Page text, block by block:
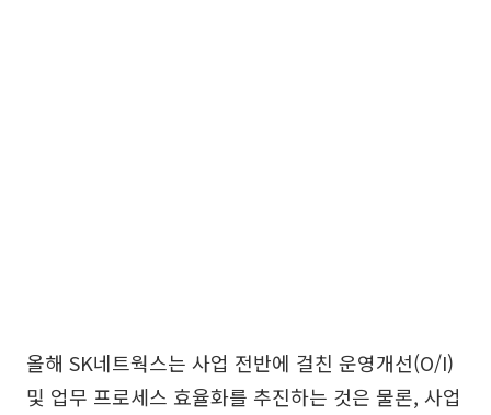
올해 SK네트웍스는 사업 전반에 걸친 운영개선(O/I)
및 업무 프로세스 효율화를 추진하는 것은 물론, 사업